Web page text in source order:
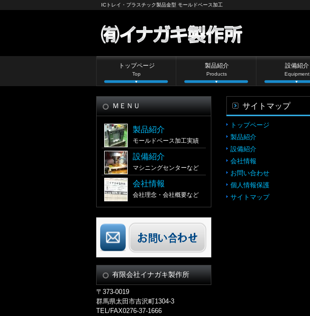
ICトレイ・プラスチック製品金型 モールドベース加工
トップページ
Top
製品紹介
Products
設備紹介
Equipment
サイトマップ
トップページ
製品紹介
設備紹介
会社情報
お問い合わせ
個人情報保護
サイトマップ
ＭＥＮＵ
製品紹介
モールドベース加工実績
設備紹介
マシニングセンターなど
会社情報
会社理念・会社概要など
有限会社イナガキ製作所
〒373-0019
群馬県太田市吉沢町1304-3
TEL/FAX0276-37-1666